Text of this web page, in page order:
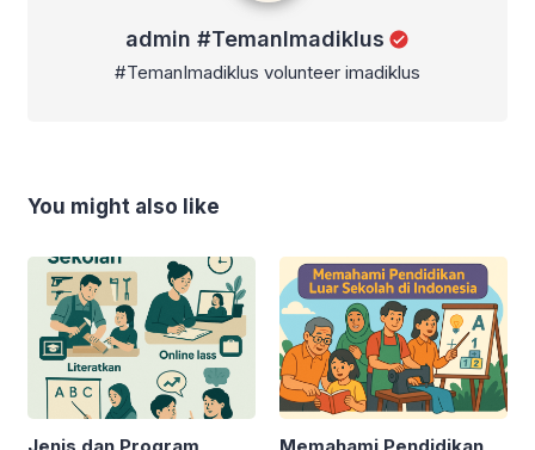
admin #TemanImadiklus
#TemanImadiklus volunteer imadiklus
You might also like